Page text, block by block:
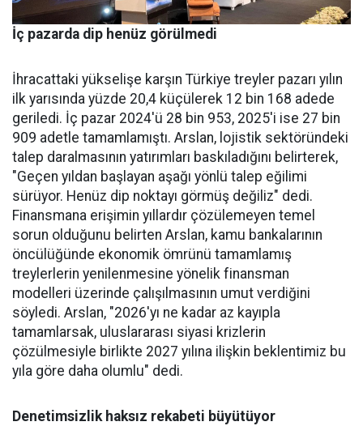
İç pazarda dip henüz görülmedi
İhracattaki yükselişe karşın Türkiye treyler pazarı yılın
ilk yarısında yüzde 20,4 küçülerek 12 bin 168 adede
geriledi. İç pa­zar 2024'ü 28 bin 953, 2025'i ise 27 bin
909 adetle tamamlamış­tı. Arslan, lojistik sektöründeki
talep daralmasının yatırımları baskıladığını belirterek,
"Geçen yıldan başlayan aşağı yönlü talep eğilimi
sürüyor. Henüz dip nok­tayı görmüş değiliz" dedi.
Finans­mana erişimin yıllardır çözüle­meyen temel
sorun olduğunu be­lirten Arslan, kamu bankalarının
öncülüğünde ekonomik ömrü­nü tamamlamış
treylerlerin ye­nilenmesine yönelik finansman
modelleri üzerinde çalışılması­nın umut verdiğini
söyledi. Ars­lan, "2026'yı ne kadar az kayıpla
tamamlarsak, uluslararası siya­si krizlerin
çözülmesiyle birlik­te 2027 yılına ilişkin beklentimiz bu
yıla göre daha olumlu" dedi.
Denetimsizlik haksız rekabeti büyütüyor